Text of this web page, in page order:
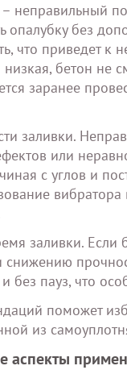
неправильный
опалубку без
что
бетон не
заранее
заливки.
или
с углов и
заливки.
снижению
без пауз, что
поможет
из
аспекты